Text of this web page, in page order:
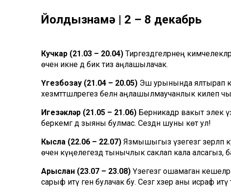
Йолдызнамә | 2 – 8 декабрь
Кучкар (21.03 – 20.04) Тирәгездәгеләрнең
өчен икәне дә бик тиз аңлашылачак.
Үгезбозау (21.04 – 20.05) Эш урынында ялтырап
хезмәттәшләрегез белән аңлашылмаучанлык килеп
Игезәкләр (21.05 – 21.06) Берникадәр вакыт элек
беркемгә дә зыяны булмас. Сездән шуны көтә ул!
Кысла (22.06 – 22.07) Язмышыгыз үзегезгә
өчен күңелегездә тынычлык саклап кала алсагыз,
Арыслан (23.07 – 23.08) Үзегезгә ошамаган
сарыф итү генә булачак бу. Сезгә хәзер аны исраф